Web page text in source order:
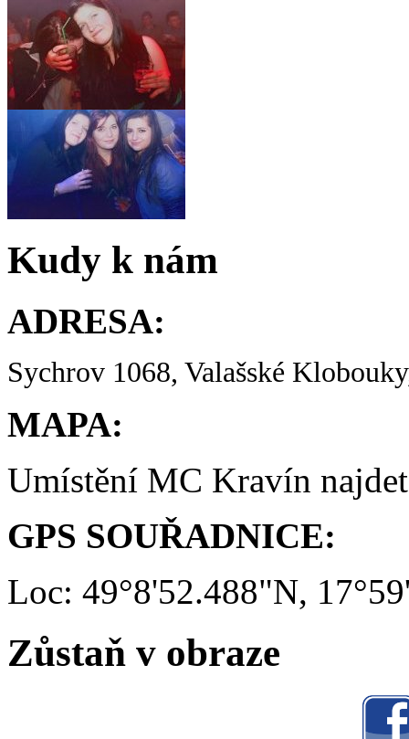
Kudy k nám
ADRESA:
Sychrov 1068, Valašské
MAPA:
Umístění MC Kravín
GPS SOUŘADNICE:
Loc: 49°8'52.488"N,
Zůstaň v obraze